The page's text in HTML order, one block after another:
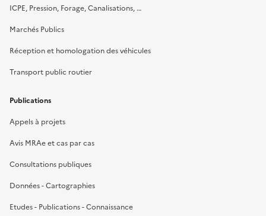
ICPE, Pression, Forage, Canalisations, …
Marchés Publics
Réception et homologation des véhicules
Transport public routier
Publications
Appels à projets
Avis MRAe et cas par cas
Consultations publiques
Données - Cartographies
Etudes - Publications - Connaissance